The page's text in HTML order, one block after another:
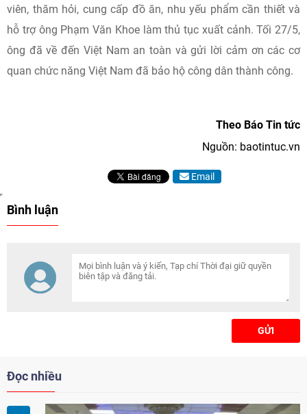
viên, thăm hỏi, cung cấp đồ ăn, nhu yếu phẩm cần thiết và
hỗ trợ ông Phạm Văn Khoe làm thủ tục xuất cảnh. Tối 27/5,
ông đã về đến Việt Nam an toàn và gửi lời cảm ơn các cơ
quan chức năng Việt Nam đã bảo hộ công dân thành công.
Theo Báo Tin tức
Nguồn: baotintuc.vn
Email
Bình luận
GỬI
Đọc nhiều